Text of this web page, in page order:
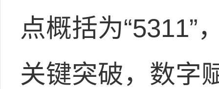
点概括为“5311”
关键突破，数字